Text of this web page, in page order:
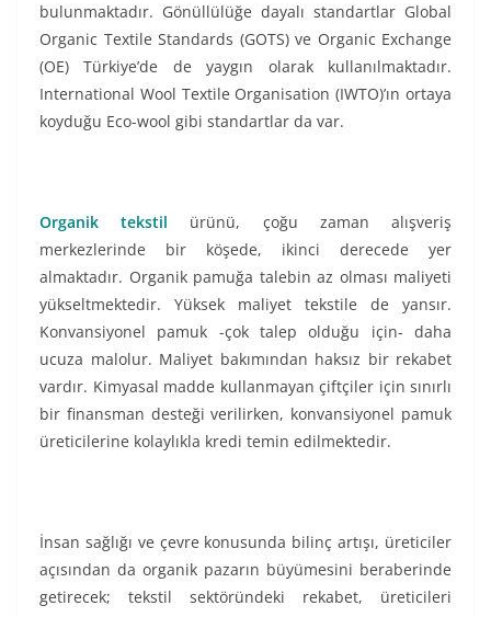
bulunmaktadır. Gönüllülüğe dayalı standartlar Global
Organic Textile Standards (GOTS) ve Organic Exchange
(OE) Türkiye’de de yaygın olarak kullanılmaktadır.
International Wool Textile Organisation (IWTO)’ın ortaya
koyduğu Eco-wool gibi standartlar da var.
Organik tekstil ürünü, çoğu zaman alışveriş
merkezlerinde bir köşede, ikinci derecede yer
almaktadır. Organik pamuğa talebin az olması maliyeti
yükseltmektedir. Yüksek maliyet tekstile de yansır.
Konvansiyonel pamuk -çok talep olduğu için- daha
ucuza malolur. Maliyet bakımından haksız bir rekabet
vardır. Kimyasal madde kullanmayan çiftçiler için sınırlı
bir finansman desteği verilirken, konvansiyonel pamuk
üreticilerine kolaylıkla kredi temin edilmektedir.
İnsan sağlığı ve çevre konusunda bilinç artışı, üreticiler
açısından da organik pazarın büyümesini beraberinde
getirecek; tekstil sektöründeki rekabet, üreticileri